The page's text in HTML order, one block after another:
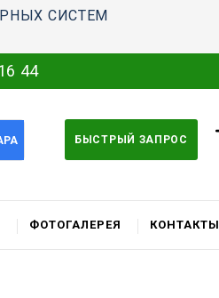
СИСТЕМ
44
БЫСТРЫЙ ЗАПРОС
ФОТОГАЛЕРЕЯ КОНТАКТЫ